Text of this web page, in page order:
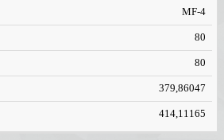
MF-4
80
80
379,86047
414,11165